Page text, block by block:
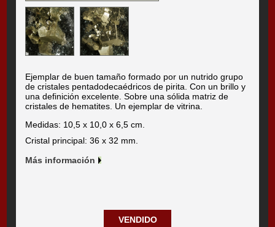
Ejemplar de buen tamaño formado por un nutrido grupo
de cristales pentadodecaédricos de pirita. Con un brillo y
una definición excelente. Sobre una sólida matriz de
cristales de hematites. Un ejemplar de vitrina.
Medidas: 10,5 x 10,0 x 6,5 cm.
Cristal principal: 36 x 32 mm.
Más información
VENDIDO